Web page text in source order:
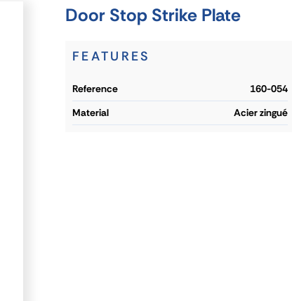
Door Stop Strike Plate
FEATURES
reference
160-054
material
Acier zingué